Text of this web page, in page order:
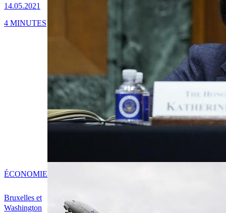
14.05.2021
4 MINUTES
Bruxelles et
Washington
ÉCONOMIE